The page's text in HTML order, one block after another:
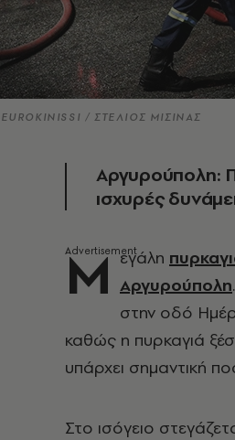
/ ΣΤΕΛΙΟΣ ΜΙΣΙΝΑΣ
Αργυρούπολη:
ισχυρές
Μ εγάλη
Αργυρούπολη
στην οδό
καθώς η πυρκαγιά
υπάρχει σημαντική
Στο ισόγειο